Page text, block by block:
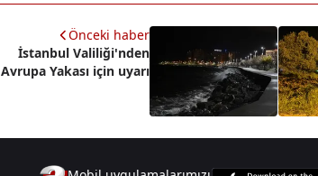
Önceki haber
İstanbul Valiliği'nden
Avrupa Yakası için uyarı